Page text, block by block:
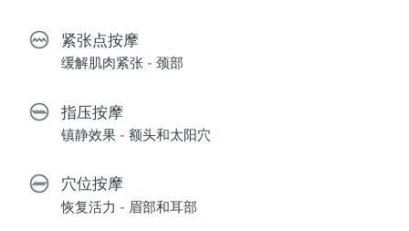
紧张点按摩
缓解肌肉紧张 - 颈部
指压按摩
镇静效果 - 额头和太阳穴
穴位按摩
恢复活力 - 眉部和耳部